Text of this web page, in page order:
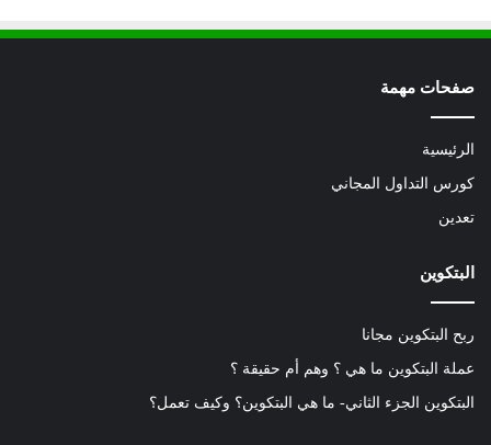
صفحات مهمة
الرئيسية
كورس التداول المجاني
تعدين
البتكوين
ربح البتكوين مجانا
عملة البتكوين ما هي ؟ وهم أم حقيقة ؟
البتكوين الجزء الثاني- ما هي البتكوين؟ وكيف تعمل؟